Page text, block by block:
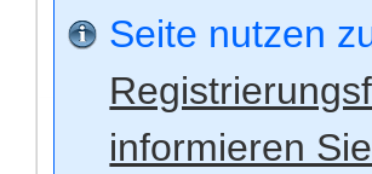
Seite nutzen
informieren